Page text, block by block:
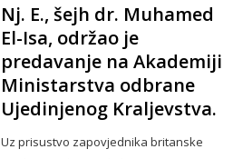
Nj. E., šejh dr. Muhamed
El-Isa, održao je
predavanje na Akademiji
Ministarstva odbrane
Ujedinjenog Kraljevstva.
Uz prisustvo zapovjednika britanske